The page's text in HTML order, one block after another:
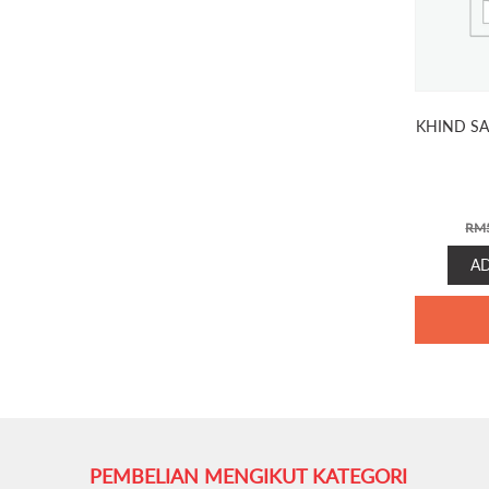
KHIND
RM
PEMBELIAN MENGIKUT KATEGORI